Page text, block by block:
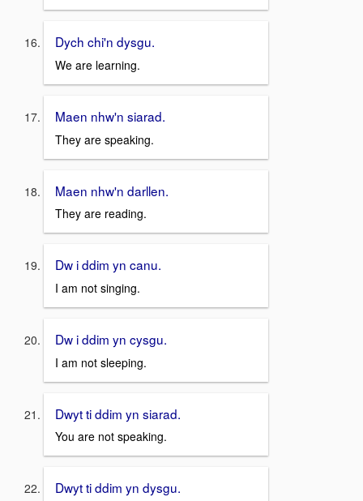
Dych chi'n dysgu.
We are learning.
Maen nhw'n siarad.
They are speaking.
Maen nhw'n darllen.
They are reading.
Dw i ddim yn canu.
I am not singing.
Dw i ddim yn cysgu.
I am not sleeping.
Dwyt ti ddim yn siarad.
You are not speaking.
Dwyt ti ddim yn dysgu.